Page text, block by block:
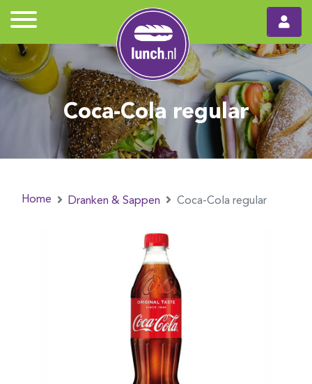
Coca-Cola regular
Home Dranken & Sappen Coca-Cola regular